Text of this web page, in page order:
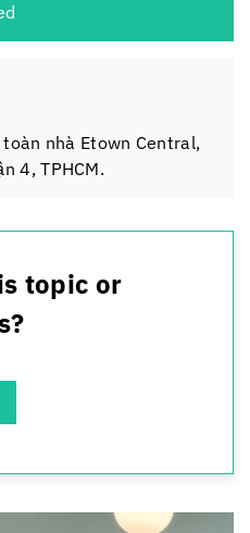
toàn nhà Etown Central,
4, TPHCM.
topic or